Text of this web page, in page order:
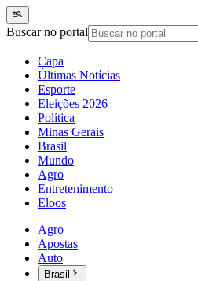
Buscar no portal
Capa
Últimas Notícias
Esporte
Eleições 2026
Política
Minas Gerais
Brasil
Mundo
Agro
Entretenimento
Eloos
Agro
Apostas
Auto
Brasil